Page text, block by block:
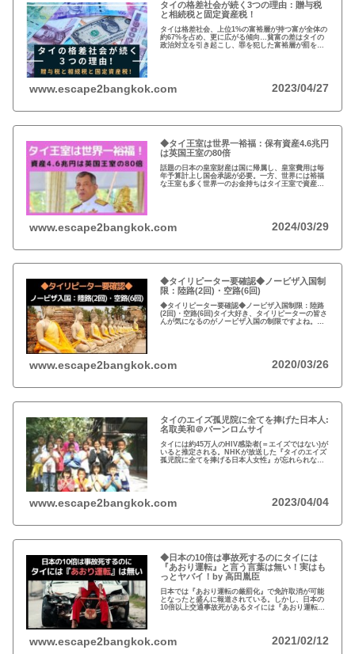
タイの格差社会が続く3つの理由：贈与税
と相続税と固定資産税！
タイは格差社会、上位1%の富裕層が持つ富が全体の
約67%を占め、更に広がる傾向…貧富の差はタイの
政治対立を引き起こし、罪を犯した富裕層が罰を免
www.escape2bangkok.com 2023/04/27
◆タイ王室は世界一裕福：保有資産4.6兆円
は英国王室の80倍
話題の日本の皇室財産は国に帰属し、皇室費用は毎
年予算計上し国会承認が必要。一方、世界には裕福
な王室も多く世界一のお金持ちはタイ王室で資産は
www.escape2bangkok.com 2024/03/29
◆タイリピーター要確認◆ノービザ入国制
限：陸路(2回)・空路(6回)
◆タイリピーター要確認◆ノービザ入国制限：陸路
(2回)・空路(6回)タイ大好き、タイリピーターの皆さ
んが気になるのがノービザ入国の制限ですよね。近
www.escape2bangkok.com 2020/03/26
タイのエイズ孤児院に全てを捧げた日本人:
名取美和＠バーンロムサイ
タイには約45万人のHIV感染者(＝エイズではない)が
いると推定される。NHKが放送した『タイのエイズ
孤児院に全てを捧げる日本人女性』が忘れられな
www.escape2bangkok.com 2023/04/04
◆日本の10倍は事故死するのにタイには
『あおり運転』と言う言葉は無い！実はも
っとヤバイ！by 高田胤臣
日本では『あおり運転の厳罰化』で免許取消が可能
となったと盛んに報道されている。しかし、日本の
10倍以上交通事故死があるタイには『あおり運転』
www.escape2bangkok.com 2021/02/12